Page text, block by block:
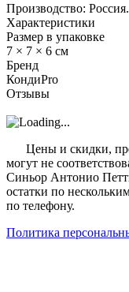
Производство: Россия.
Характеристики
Размер в упаковке
7 × 7 × 6 см
Бренд
КондиPro
Отзывы
Цены и скидки,
могут не
Синьор Антонио
остатки по
по телефону.
Политика